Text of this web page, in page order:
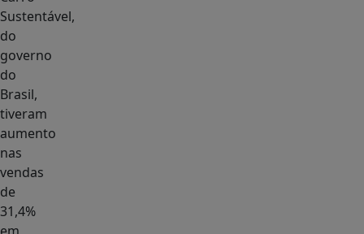
Sustentável,
do
governo
do
Brasil,
tiveram
aumento
nas
vendas
de
31,4%